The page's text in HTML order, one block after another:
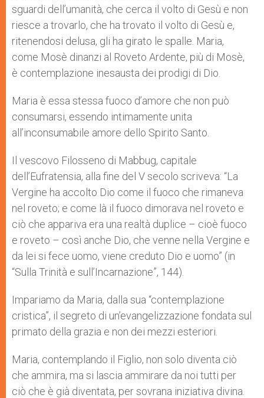
sguardi dell’umanità, che cerca il volto di Gesù e non
riesce a trovarlo, che ha trovato il volto di Gesù e,
ritenendosi delusa, gli ha girato le spalle. Maria,
come Mosè dinanzi al Roveto Ardente, più di Mosè,
è contemplazione inesausta dei prodigi di Dio.
Maria è essa stessa fuoco d’amore che non può
consumarsi, essendo intimamente unita
all’inconsumabile amore dello Spirito Santo.
Il vescovo Filosseno di Mabbug, capitale
dell’Eufratensia, alla fine del V secolo scriveva: “La
Vergine ha accolto Dio come il fuoco che rimaneva
nel roveto; e come là il fuoco dimorava nel roveto e
ciò che appariva era una realtà duplice – cioè fuoco
e roveto – così anche Dio, che venne nella Vergine e
da lei si fece uomo, viene creduto Dio e uomo” (in
“Sulla Trinità e sull’Incarnazione”, 144).
Impariamo da Maria, dalla sua “contemplazione
cristica”, il segreto di un’evangelizzazione fondata sul
primato della grazia e non dei mezzi esteriori.
Maria, contemplando il Figlio, non solo diventa ciò
che ammira, ma si lascia ammirare da noi tutti per
ciò che è già diventata, per sovrana iniziativa divina.